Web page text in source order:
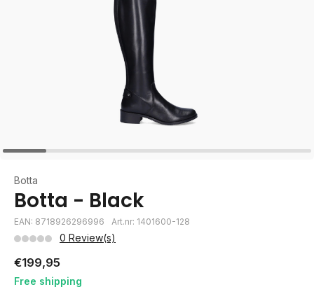
Botta
Botta - Black
EAN: 8718926296996 Art.nr: 1401600-128
0 Review(s)
€199,95
Free shipping